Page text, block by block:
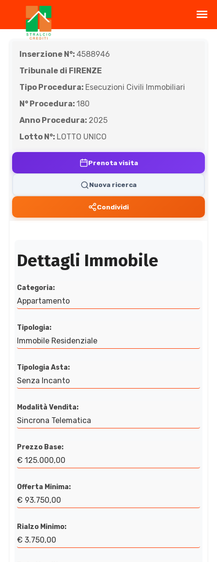
Inserzione N°: 4588946
Tribunale di FIRENZE
Tipo Procedura: Esecuzioni Civili Immobiliari
N° Procedura: 180
Anno Procedura: 2025
Lotto N°: LOTTO UNICO
Prenota visita
Nuova ricerca
Condividi
Dettagli Immobile
Categoria:
Appartamento
Tipologia:
Immobile Residenziale
Tipologia Asta:
Senza Incanto
Modalità Vendita:
Sincrona Telematica
Prezzo Base:
€ 125.000,00
Offerta Minima:
€ 93.750,00
Rialzo Minimo:
€ 3.750,00